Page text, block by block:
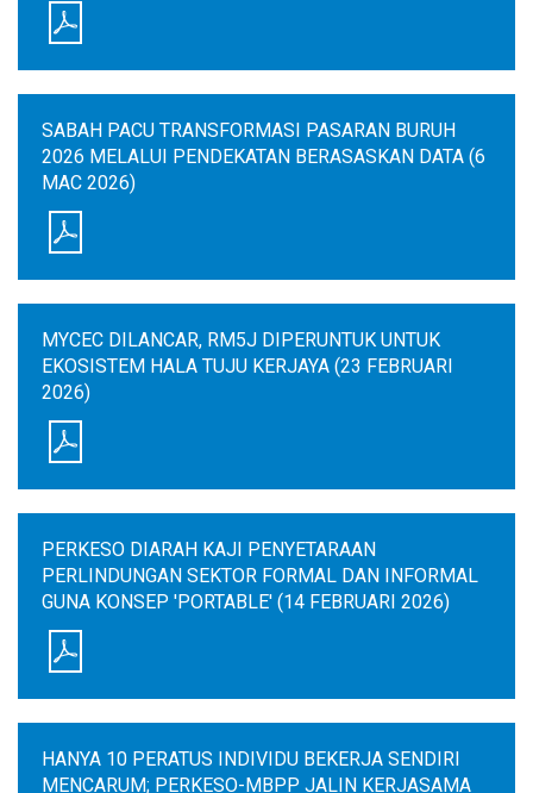
SABAH PACU TRANSFORMASI PASARAN BURUH
2026 MELALUI PENDEKATAN BERASASKAN DATA (6
MAC 2026)
MYCEC DILANCAR, RM5J DIPERUNTUK UNTUK
EKOSISTEM HALA TUJU KERJAYA (23 FEBRUARI
2026)
PERKESO DIARAH KAJI PENYETARAAN
PERLINDUNGAN SEKTOR FORMAL DAN INFORMAL
GUNA KONSEP 'PORTABLE' (14 FEBRUARI 2026)
HANYA 10 PERATUS INDIVIDU BEKERJA SENDIRI
MENCARUM; PERKESO-MBPP JALIN KERJASAMA